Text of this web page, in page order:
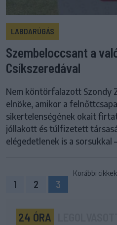
LABDARÚGÁS
Szembeloccsant a
Csíkszeredával
Nem köntörfalazott Szondy
elnöke, amikor a
sikertelenségének okait
jóllakott és túlfizetett
elégedetlenek is a sorsukkal
Korábbi
1 2 3
24 ÓRA